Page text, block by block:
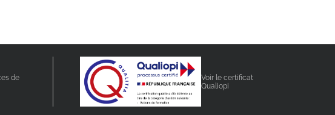
de
Voir le certificat
Qualiopi